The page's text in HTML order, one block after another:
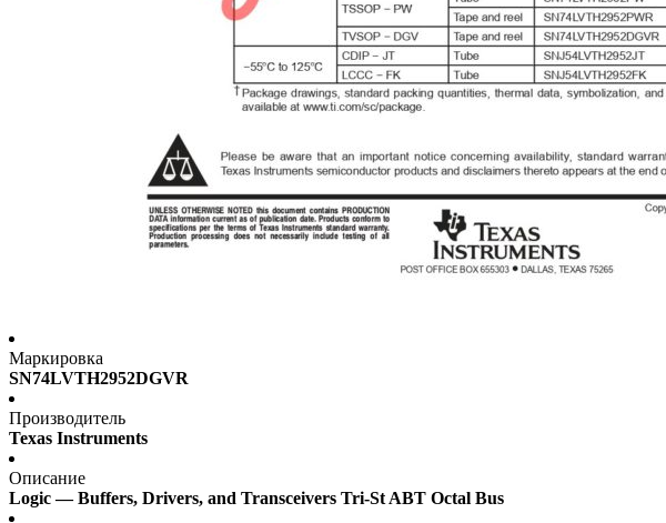
Маркировка
SN74LVTH2952DGVR
Производитель
Texas Instruments
Описание
Logic — Buffers, Drivers, and Transceivers Tri-St ABT Octal Bus